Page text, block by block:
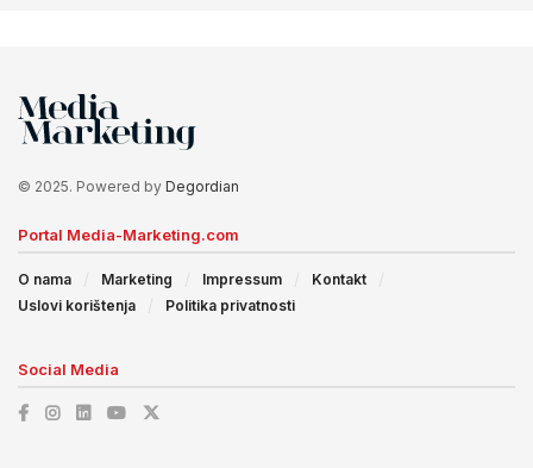
© 2025. Powered by Degordian
Portal Media-Marketing.com
O nama Marketing Impressum
Kontakt
Uslovi korištenja
Politika privatnosti
Social Media